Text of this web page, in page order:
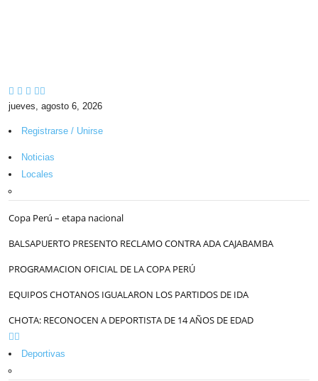
jueves, agosto 6, 2026
Registrarse / Unirse
Noticias
Locales
Copa Perú – etapa nacional
BALSAPUERTO PRESENTO RECLAMO CONTRA ADA CAJABAMBA
PROGRAMACION OFICIAL DE LA COPA PERÚ
EQUIPOS CHOTANOS IGUALARON LOS PARTIDOS DE IDA
CHOTA: RECONOCEN A DEPORTISTA DE 14 AÑOS DE EDAD
Deportivas